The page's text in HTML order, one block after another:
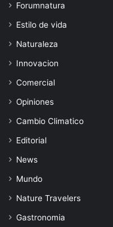
Forumnatura
Estilo de vida
Naturaleza
Innovacion
Comercial
Opiniones
Cambio Climatico
Editorial
News
Mundo
Nature Travelers
Gastronomia